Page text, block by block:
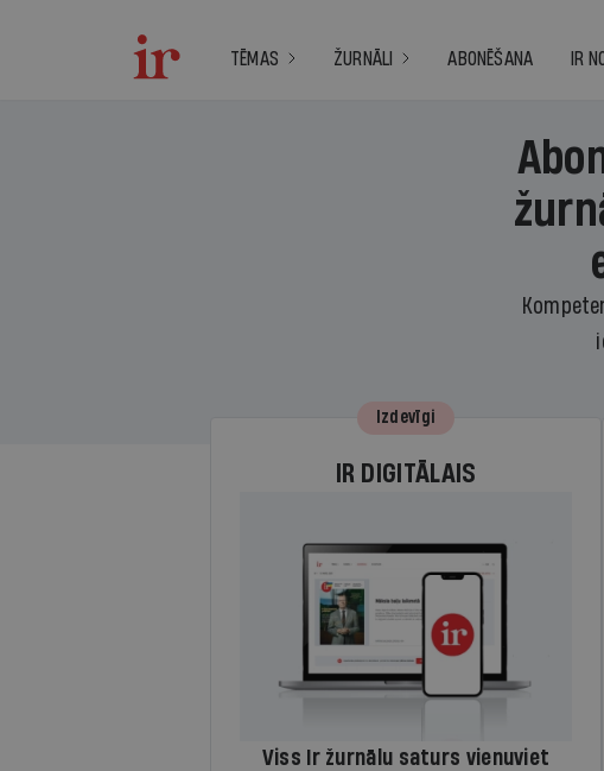
TĒMAS ŽURNĀLI ABONĒŠANA IR
Izdevīgi
IR DIGITĀLAIS
Viss Ir žurnālu saturs vienuviet